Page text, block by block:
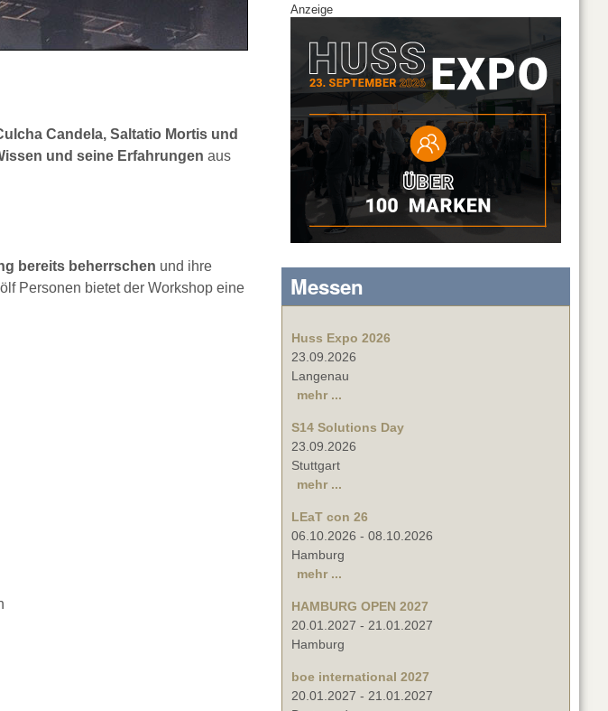
Candela, Saltatio Mortis und
und seine Erfahrungen aus
bereits beherrschen und ihre
Personen bietet der Workshop eine
Anzeige
Messen
Huss Expo 2026
23.09.2026
Langenau
mehr ...
S14 Solutions Day
23.09.2026
Stuttgart
mehr ...
LEaT con 26
06.10.2026 - 08.10.2026
Hamburg
mehr ...
HAMBURG OPEN 2027
20.01.2027 - 21.01.2027
Hamburg
boe international 2027
20.01.2027 - 21.01.2027